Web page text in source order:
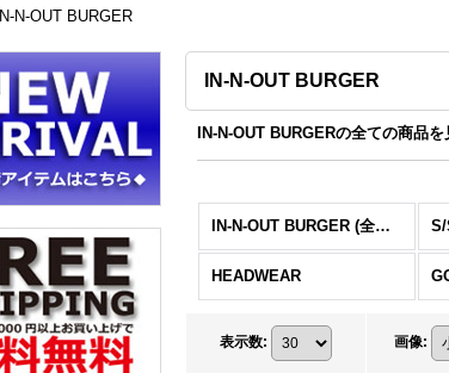
IN-N-OUT BURGER
IN-N-OUT BURGER
IN-N-OUT BURGERの全ての商品
IN-N-OUT BURGER (全商品)
HEADWEAR
表示数: 画像: